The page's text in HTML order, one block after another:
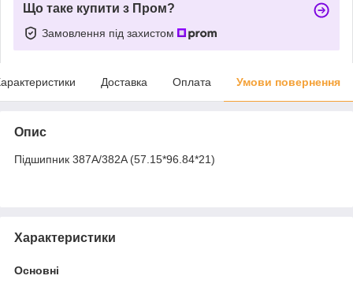
Що таке купити з Пром?
Замовлення під захистом
Доставка Оплата Умови повернення
Опис
Підшипник 387A/382A (57.15*96.84*21)
Характеристики
Основні